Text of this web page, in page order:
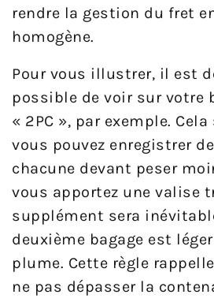
rendre la gestion du fret
homogène.
Pour vous illustrer, il est
possible de voir sur votre
« 2PC », par exemple.
vous pouvez enregistrer
chacune devant peser
vous apportez une valise
supplément sera
deuxième bagage est
plume. Cette règle
ne pas dépasser la